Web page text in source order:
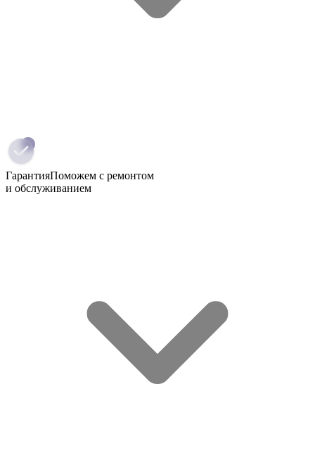
ГарантияПоможем с ремонтом
и обслуживанием